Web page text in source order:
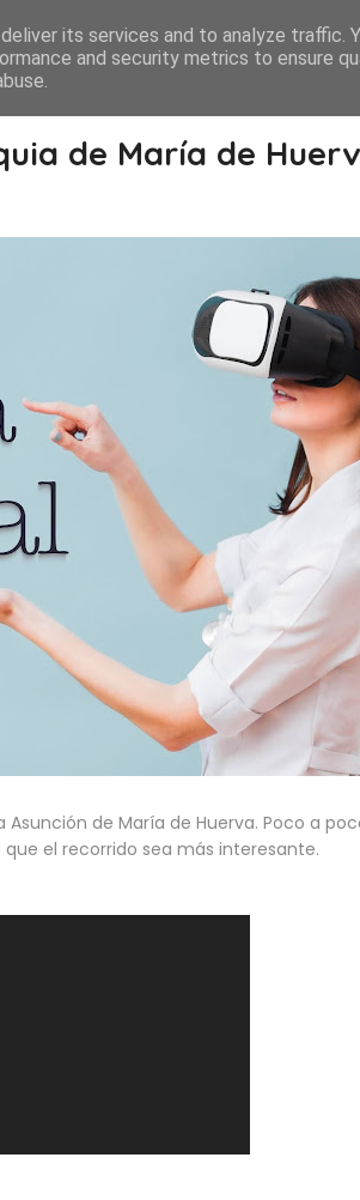
de María de
de María de Huerva. Poco a
el recorrido sea más interesante.
its services and to analyze traffic.
and security metrics to ensure